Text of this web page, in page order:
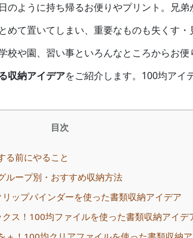
のように持ち帰るお便りやプリント。兄
めて置いてしまい、重要なものも失くす
校や園、習い事といろんなところからお便
収納アイデアをご紹介します。100均アイ
目次
る前にやること
ループ別・おすすめ収納方法
ップバインダーを使った書類収納アイデア
ス！100均ファイルを使った書類収納アイデ